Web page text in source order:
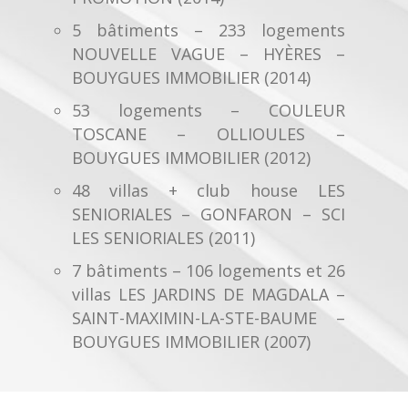
5 bâtiments – 233 logements
NOUVELLE VAGUE – HYÈRES –
BOUYGUES IMMOBILIER (2014)
53 logements – COULEUR
TOSCANE – OLLIOULES –
BOUYGUES IMMOBILIER (2012)
48 villas + club house LES
SENIORIALES – GONFARON – SCI
LES SENIORIALES (2011)
7 bâtiments – 106 logements et 26
villas LES JARDINS DE MAGDALA –
SAINT-MAXIMIN-LA-STE-BAUME –
BOUYGUES IMMOBILIER (2007)